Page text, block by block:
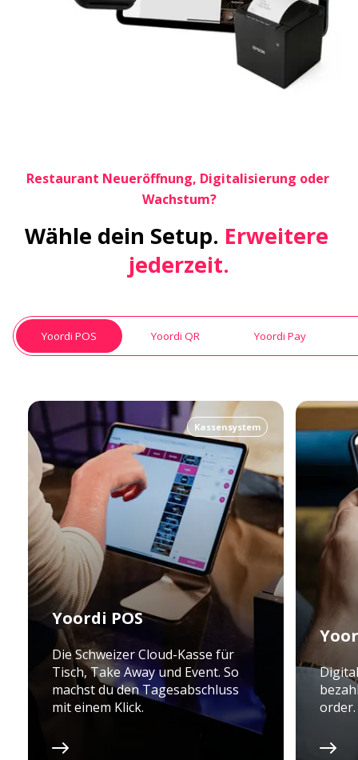
Restaurant Neueröffnung, Digitalisierung oder
Wachstum?
Wähle dein Setup. Erweitere
jederzeit.
Yoordi POS Yoordi QR Yoordi Pay
Kassensystem
Yoordi POS
Die Schweizer Cloud-Kasse für
Tisch, Take Away und Event. So
machst du den Tagesabschluss
mit einem Klick.
order.